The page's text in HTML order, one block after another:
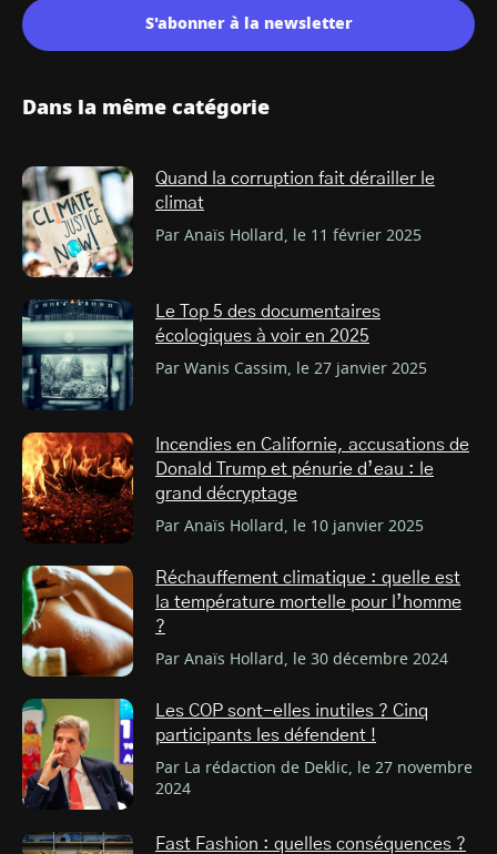
S'abonner à la newsletter
Dans la même catégorie
Quand la corruption fait dérailler le
climat
Par Anaïs Hollard, le 11 février 2025
Le Top 5 des documentaires
écologiques à voir en 2025
Par Wanis Cassim, le 27 janvier 2025
Incendies en Californie, accusations de
Donald Trump et pénurie d’eau : le
grand décryptage
Par Anaïs Hollard, le 10 janvier 2025
Réchauffement climatique : quelle est
la température mortelle pour l’homme
?
Par Anaïs Hollard, le 30 décembre 2024
Les COP sont-elles inutiles ? Cinq
participants les défendent !
Par La rédaction de Deklic, le 27 novembre
2024
Fast Fashion : quelles conséquences ?